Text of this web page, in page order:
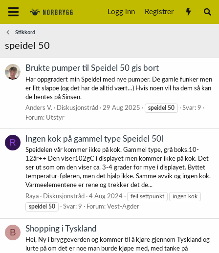
Logg inn Registrer
Stikkord
speidel 50
Brukte pumper til Speidel 50 gis bort
Har oppgradert min Speidel med nye pumper. De gamle funker men
er litt slappe (og det har de alltid vært…) Hvis noen vil ha dem så kan
de hentes på Sinsen.
Anders V.
Diskusjonstråd 29 Aug 2025 speidel 50
Svar: 9
Forum: Utstyr
R Ingen kok på gammel type Speidel 50l
Speidelen vår kommer ikke på kok. Gammel type, grå boks.10-
12år++ Den viser102gC i displayet men kommer ikke på kok. Det
ser ut som om den viser ca. 3-4 grader for mye i displayet. Byttet
temperatur-føleren, men det hjalp ikke. Samme avvik og ingen kok.
Varmeelementene er rene og trekker det de...
Raya
Diskusjonstråd 4 Aug 2024 feil settpunkt
ingen kok
speidel 50 Svar: 9 Forum: Vest-Agder
B Shopping i Tyskland
Hei, Ny i bryggeverden og kommer til å kjøre gjennom Tyskland og
lurte på om det er noe man burde kjøpe med, med tanke på